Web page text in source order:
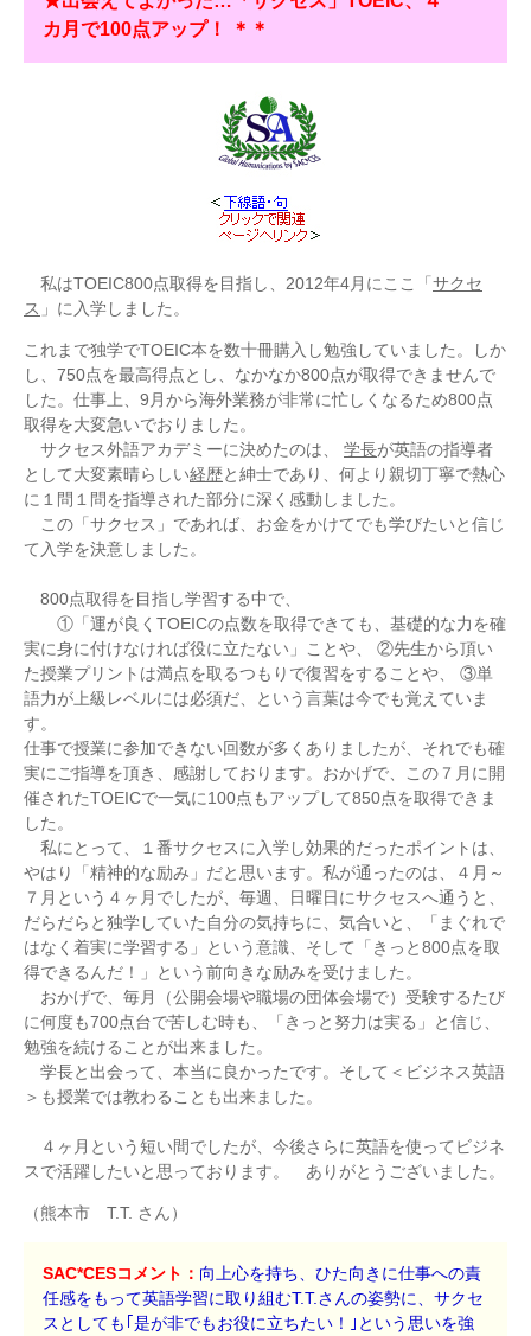
カ月で100点アップ！ ＊＊
私はTOEIC800点取得を目指し、2012年4月にここ「 サクセ
ス 」に入学しました。
これまで独学でTOEIC本を数十冊購入し勉強していました。しか
し、750点を最高得点とし、なかなか800点が取得できませんで
した。仕事上、9月から海外業務が非常に忙しくなるため800点
取得を大変急いでおりました。
サクセス外語アカデミーに決めたのは、 学長が英語の指導者
として大変素晴らしい経歴と紳士であり、何より親切丁寧で熱心
に１問１問を指導された部分に深く感動しました。
この「サクセス」であれば、お金をかけてでも学びたいと信じ
て入学を決意しました。
800点取得を目指し学習する中で、
①「運が良くTOEICの点数を取得できても、基礎的な力を確
実に身に付けなければ役に立たない」ことや、 ②先生から頂い
た授業プリントは満点を取るつもりで復習をすることや、 ③単
語力が上級レベルには必須だ、という言葉は今でも覚えていま
す。
仕事で授業に参加できない回数が多くありましたが、それでも確
実にご指導を頂き、感謝しております。おかげで、この７月に開
催されたTOEICで一気に100点もアップして850点を取得できま
した。
私にとって、１番サクセスに入学し効果的だったポイントは、
やはり「精神的な励み」だと思います。私が通ったのは、４月～
７月という４ヶ月でしたが、毎週、日曜日にサクセスへ通うと、
だらだらと独学していた自分の気持ちに、気合いと、「まぐれで
はなく着実に学習する」という意識、そして「きっと800点を取
得できるんだ！」という前向きな励みを受けました。
おかげで、毎月（公開会場や職場の団体会場で）受験するたび
に何度も700点台で苦しむ時も、「きっと努力は実る」と信じ、
勉強を続けることが出来ました。
学長と出会って、本当に良かったです。そして＜ビジネス英語
＞も授業では教わることも出来ました。
４ヶ月という短い間でしたが、今後さらに英語を使ってビジネ
スで活躍したいと思っております。 ありがとうございました。
（熊本市 T.T. さん）
SAC*CESコメント： 向上心を持ち、ひた向きに仕事への責
任感をもって英語学習に取り組むT.T.さんの姿勢に、サクセ
スとしても｢是が非でもお役に立ちたい！｣という思いを強